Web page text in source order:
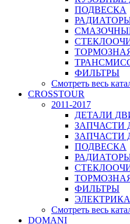
ПОДВЕСКА
ФИЛЬТРЫ
Смотреть весь
CROSSTOUR
2011-2017
ДЕТАЛИ
ЗАПЧАСТИ
ЗАПЧАСТИ
ПОДВЕСКА
ФИЛЬТРЫ
Смотреть весь
DOMANI